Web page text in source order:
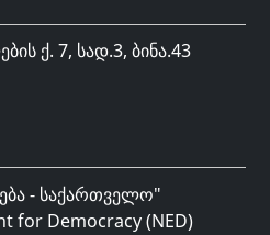
ქ. 7, სად.3, ბინა.43
- საქართველო"
for Democracy (NED)